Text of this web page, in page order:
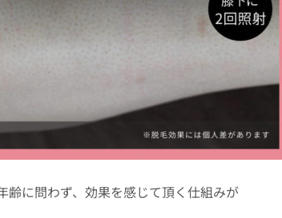
齢に問わず、効果を感じて頂く仕組みが